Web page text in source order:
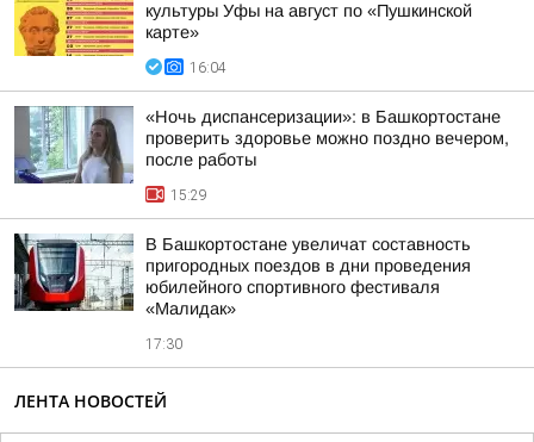
культуры Уфы на август по «Пушкинской
карте»
16:04
«Ночь диспансеризации»: в Башкортостане
проверить здоровье можно поздно вечером,
после работы
15:29
В Башкортостане увеличат составность
пригородных поездов в дни проведения
юбилейного спортивного фестиваля
«Малидак»
17:30
ЛЕНТА НОВОСТЕЙ